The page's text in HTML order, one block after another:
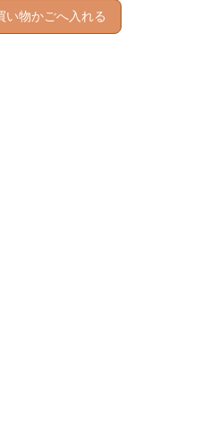
い物かごへ入れる